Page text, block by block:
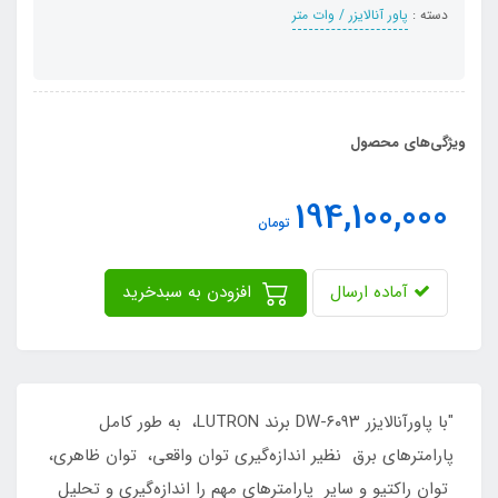
دسته : پاور آنالایزر / وات متر
ویژگی‌های محصول
194,100,000 تومان
آماده ارسال
"با پاورآنالایزر DW-۶۰۹۳ برند LUTRON، به طور کامل
پارامتر‌های برق نظیر اندازه‌گیری توان واقعی، توان ظاهری،
توان راکتیو و سایر پارامتر‌های مهم را اندازه‌گیری و تحلیل